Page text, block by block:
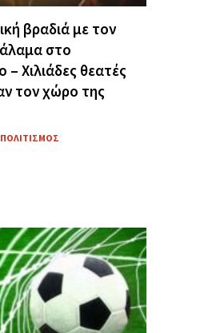
βραδιά με τον
στο
Χιλιάδες θεατές
τον χώρο της
ΠΟΛΙΤΙΣΜΟΣ